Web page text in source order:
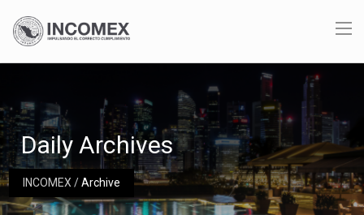
INCOMEX/Archive
Daily Archives